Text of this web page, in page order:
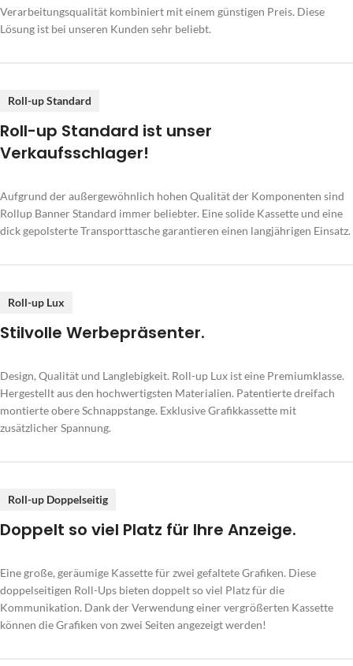
Verarbeitungsqualität kombiniert mit einem günstigen Preis. Diese
Lösung ist bei unseren Kunden sehr beliebt.
Roll-up Standard
Roll-up Standard ist unser
Verkaufsschlager!
Aufgrund der außergewöhnlich hohen Qualität der Komponenten sind
Rollup Banner Standard immer beliebter. Eine solide Kassette und eine
dick gepolsterte Transporttasche garantieren einen langjährigen Einsatz.
Roll-up Lux
Stilvolle Werbepräsenter.
Design, Qualität und Langlebigkeit. Roll-up Lux ist eine Premiumklasse.
Hergestellt aus den hochwertigsten Materialien. Patentierte dreifach
montierte obere Schnappstange. Exklusive Grafikkassette mit
zusätzlicher Spannung.
Roll-up Doppelseitig
Doppelt so viel Platz für Ihre Anzeige.
Eine große, geräumige Kassette für zwei gefaltete Grafiken. Diese
doppelseitigen Roll-Ups bieten doppelt so viel Platz für die
Kommunikation. Dank der Verwendung einer vergrößerten Kassette
können die Grafiken von zwei Seiten angezeigt werden!